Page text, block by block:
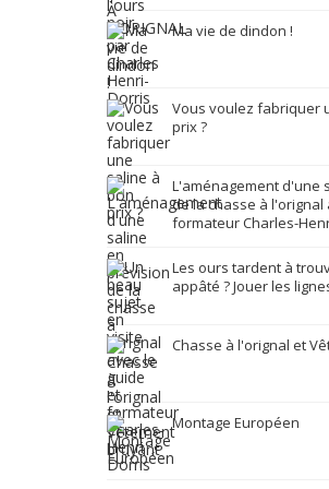
Ma vie de dindon !
Vous voulez fabriquer
prix ?
L'aménagement d'une
de la chasse à l'orignal
formateur Charles-
Les ours tardent à
appâté ? Jouer les
Chasse à l'orignal et
Montage Européen